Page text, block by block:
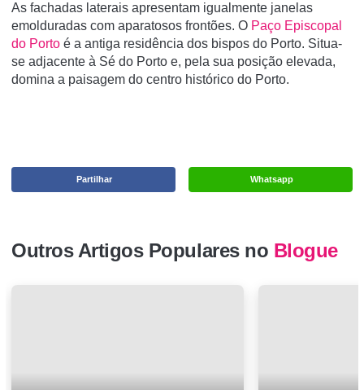
As fachadas laterais apresentam igualmente janelas
emolduradas com aparatosos frontões. O Paço Episcopal
do Porto é a antiga residência dos bispos do Porto. Situa-
se adjacente à Sé do Porto e, pela sua posição elevada,
domina a paisagem do centro histórico do Porto.
Whatsapp
Partilhar
Outros Artigos Populares no Blogue